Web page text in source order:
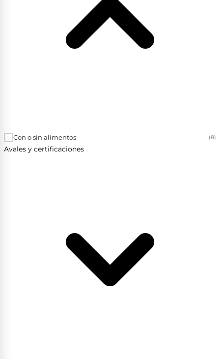
Con o sin alimentos (8)
Avales y certificaciones